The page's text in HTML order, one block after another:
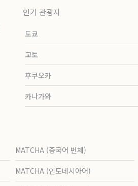
인기 관광지
도쿄
교토
후쿠오카
카나가와
MATCHA (중국어 번체)
MATCHA (인도네시아어)